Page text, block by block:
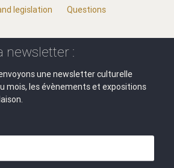
legislation
Questions
newsletter :
une newsletter culturelle
mois, les évènements et expositions